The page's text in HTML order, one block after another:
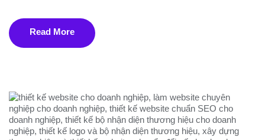
Read More